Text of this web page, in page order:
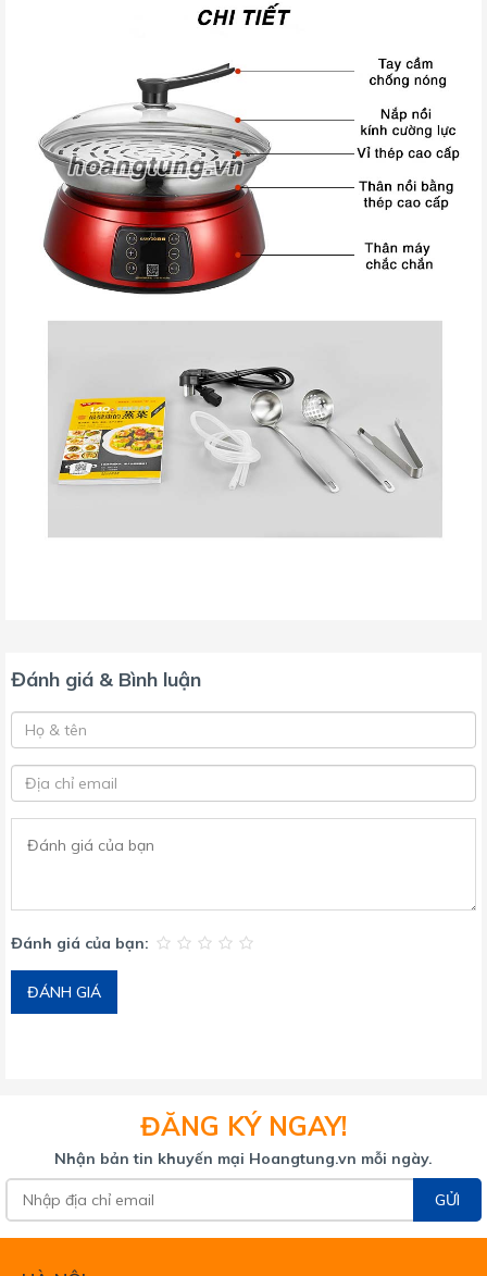
Đánh giá & Bình luận
Đánh giá của bạn:
ĐÁNH GIÁ
ĐĂNG KÝ NGAY!
Nhận bản tin khuyến mại Hoangtung.vn mỗi ngày.
GỬI